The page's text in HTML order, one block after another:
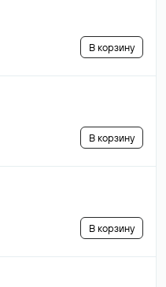
В корзину
В корзину
В корзину